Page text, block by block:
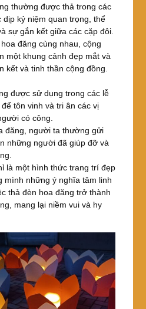
thường được thả trong các
kỷ niệm quan trọng, thể
sự gắn kết giữa các cặp đôi.
đăng cùng nhau, cộng
một khung cảnh đẹp mắt và
kết và tinh thần cộng đồng.
được sử dụng trong các lễ
tôn vinh và tri ân các vị
có công.
đăng, người ta thường gửi
những người đã giúp đỡ và
là một hình thức trang trí đẹp
mình những ý nghĩa tâm linh
thả đèn hoa đăng trở thành
mang lại niềm vui và hy